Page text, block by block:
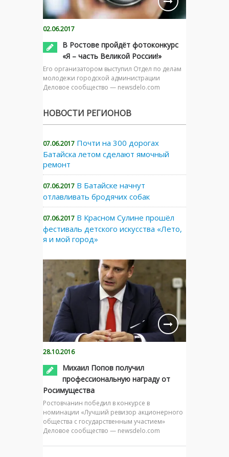
02.06.2017
В Ростове пройдёт фотоконкурс
«Я – часть Великой России!»
Его организатором выступил Отдел по делам
молодежи городской администрации
Деловое сообщество — newsdelo.com
НОВОСТИ РЕГИОНОВ
07.06.2017 Почти на 300 дорогах
Батайска летом сделают ямочный
ремонт
07.06.2017 В Батайске начнут
отлавливать бродячих собак
07.06.2017 В Красном Сулине прошёл
фестиваль детского искусства «Лето,
я и мой город»
28.10.2016
Михаил Попов получил
профессиональную награду от
Росимущества
Ростовчанин победил в конкурсе в
номинации «Лучший ревизор акционерного
общества с государственным участием»
Деловое сообщество — newsdelo.com